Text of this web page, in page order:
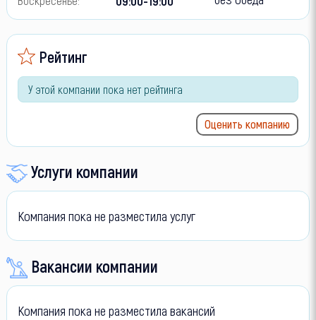
Рейтинг
У этой компании пока нет рейтинга
Оценить компанию
Услуги компании
Компания пока не разместила услуг
Вакансии компании
Компания пока не разместила вакансий